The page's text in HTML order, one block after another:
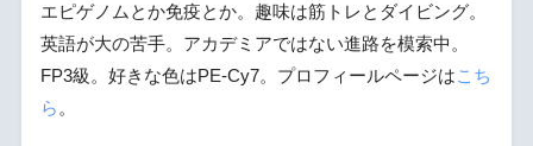
エピゲノムとか免疫とか。趣味は筋トレとダイビング。
英語が大の苦手。アカデミアではない進路を模索中。
FP3級。好きな色はPE-Cy7。プロフィールページはこち
ら 。